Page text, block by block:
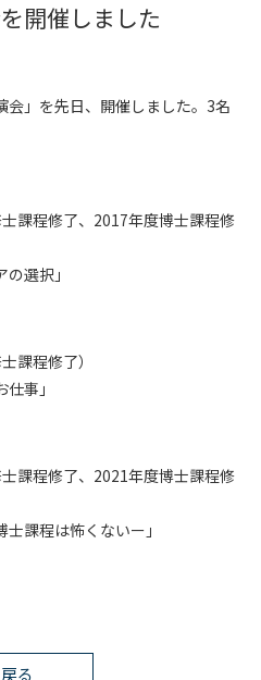
・教員一覧
の進路
開催しました
会」を先日、開催しました。3名
課程修了、2017年度博士課程修
選択」
課程修了）
事」
課程修了、2021年度博士課程修
士課程は怖くないー」
戻る